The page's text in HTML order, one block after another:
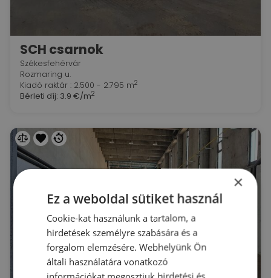
SCH csarnok
Székesfehérvár
Rozmaring u.
Kiadó raktár : 2.500 - 2.795 m2
Bérleti díj: 3.9 €/m2
×
Ez a weboldal sütiket használ
Cookie-kat használunk a tartalom, a
hirdetések személyre szabására és a
forgalom elemzésére. Webhelyünk Ön
általi használatára vonatkozó
információkat megosztjuk hirdetési és